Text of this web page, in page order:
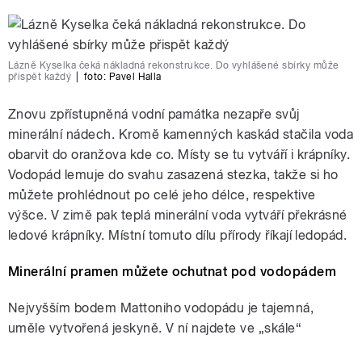
Lázně Kyselka čeká nákladná rekonstrukce. Do vyhlášené sbírky může
přispět každý
foto: Pavel Halla
Znovu zpřístupněná vodní památka nezapře svůj
minerální nádech. Kromě kamenných kaskád stačila voda
obarvit do oranžova kde co. Místy se tu vytváří i krápníky.
Vodopád lemuje do svahu zasazená stezka, takže si ho
můžete prohlédnout po celé jeho délce, respektive
výšce. V zimě pak teplá minerální voda vytváří překrásné
ledové krápníky. Místní tomuto dílu přírody říkají ledopád.
Minerální pramen můžete ochutnat pod vodopádem
Nejvyšším bodem Mattoniho vodopádu je tajemná,
uměle vytvořená jeskyně. V ní najdete ve „skále“